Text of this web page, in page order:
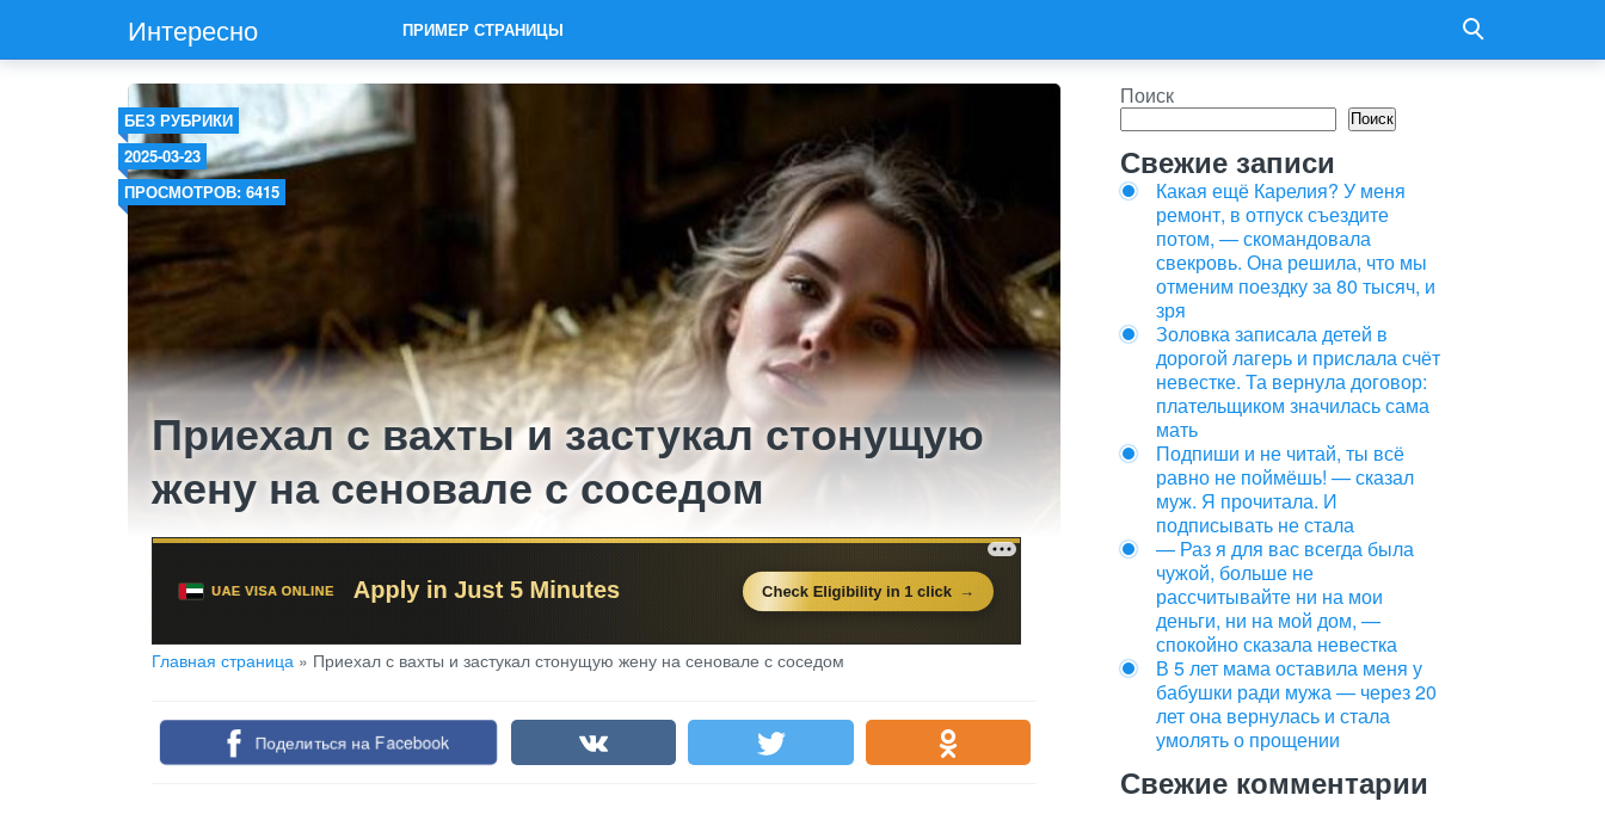
Интересно ПРИМЕР СТРАНИЦЫ
БЕЗ РУБРИКИ
2025-03-23
ПРОСМОТРОВ: 6415
Приехал с вахты и застукал стонущую
жену на сеновале с соседом
Главная страница » Приехал с вахты и застукал стонущую жену на сеновале с соседом
Поделиться на Facebook
Поиск
Поиск
Свежие записи
Какая ещё Карелия? У меня
ремонт, в отпуск съездите
потом, — скомандовала
свекровь. Она решила, что мы
отменим поездку за 80 тысяч, и
зря
Золовка записала детей в
дорогой лагерь и прислала счёт
невестке. Та вернула договор:
плательщиком значилась сама
мать
Подпиши и не читай, ты всё
равно не поймёшь! — сказал
муж. Я прочитала. И
подписывать не стала
— Раз я для вас всегда была
чужой, больше не
рассчитывайте ни на мои
деньги, ни на мой дом, —
спокойно сказала невестка
В 5 лет мама оставила меня у
бабушки ради мужа — через 20
лет она вернулась и стала
умолять о прощении
Свежие комментарии